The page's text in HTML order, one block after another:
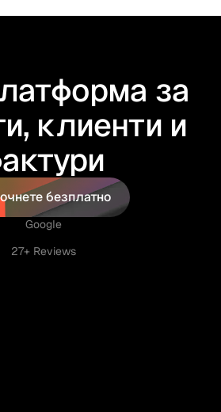
за
клиенти и
безплатно
безплатно
Google
27+ Reviews